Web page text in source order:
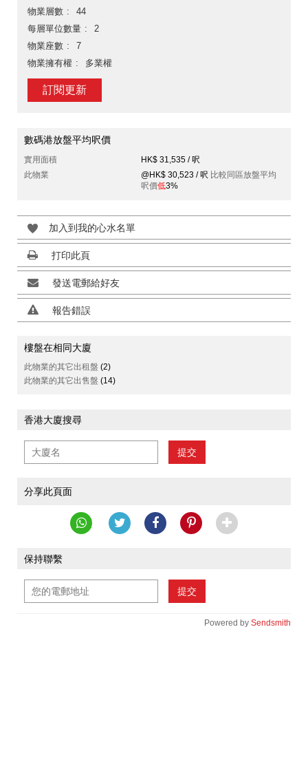
物業層數
44
每層單位數量
2
物業座數
7
物業擁有權
多業權
訂閱更新
數碼港放盤平均呎價
實用面積
HK$ 31,535 / 呎
此物業
@HK$ 30,523 / 呎 比較同區放盤平均
呎價低3%
加入到我的心水名單
打印此頁
發送電郵給好友
報告錯誤
樓盤在相同大廈
此物業的其它出租盤 (2)
此物業的其它出售盤 (14)
香港大廈搜尋
提交
分享此頁面
保持聯繫
提交
Powered by Sendsmith